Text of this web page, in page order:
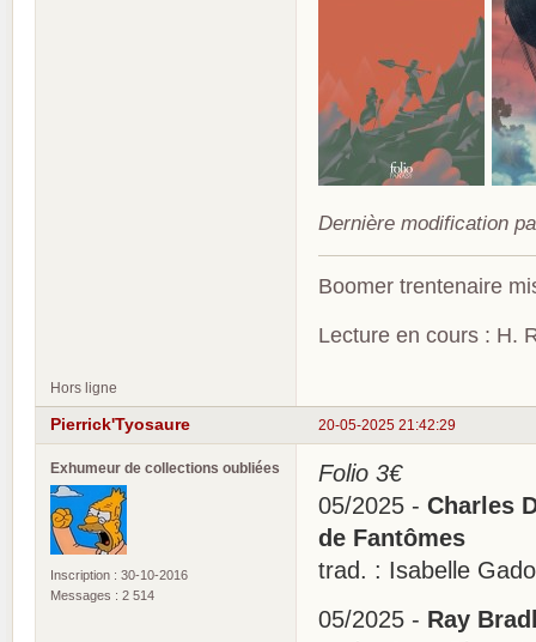
Dernière modification
Boomer trentenaire
Lecture en cours : H.
Hors ligne
20-05-2025 21:42:29
Pierrick'Tyosaure
Exhumeur de collections oubliées
Inscription : 30-10-2016
Messages : 2 514
Folio 3€
05/2025 - Charles
de Fantômes
trad. : Isabelle
05/2025 - Ray